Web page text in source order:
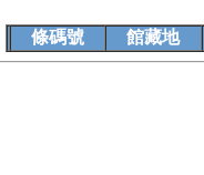
條碼號
館藏地